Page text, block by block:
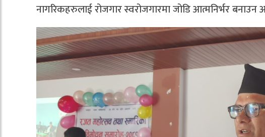
नागरिकहरुलाई रोजगार स्वरोजगारमा जोडि आत्मनिर्भर